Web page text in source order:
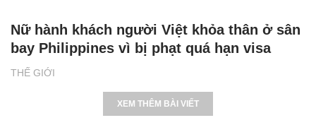
THẾ GIỚI
Nữ hành khách người Việt khỏa thân ở sân
bay Philippines vì bị phạt quá hạn visa
XEM THÊM BÀI VIẾT